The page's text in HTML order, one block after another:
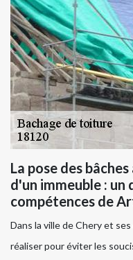
La pose des
d'un immeuble : un
compétences de
Dans la ville de Chery et
réaliser pour éviter les